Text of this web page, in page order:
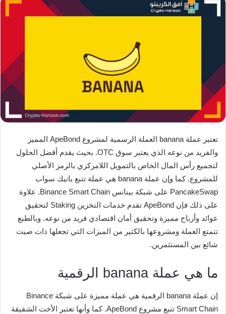
تعتبر عملة banana العملة الرسمية لمشروع ApeBond المميز
والفريد من نوعه الذي يعتبر سوق OTC. بحيث يقدم أفضل الحلول
لتجميع رأس المال الخاص بالتمويل اللامركزي بالرمز الأصلي
للمشروع. كما وإن عملة banana هي عملة تتبع بانيك سواب
PancakeSwap على شبكة بينانس Binance Smart Chain. علاوة
على ذلك فإن ApeBond تقدم خدمات التخزين Staking لتحقيق
عوائد وأرباح مميزة وتحقيق أمان اقتصادي فريد من نوعه. وبالطبع
تتمتع العملة ومشروعها بالكثير من الميزات التي تجعلها ذات صيت
شائع بين المستثمرين.
ما هي عملة banana الرقمية
إن عملة banana الرقمية هي عملة مميزة على شبكة Binance
Smart Chain تتبع مشروع ApeBond. كما وأنها تعتبر الأخت الشقيقة